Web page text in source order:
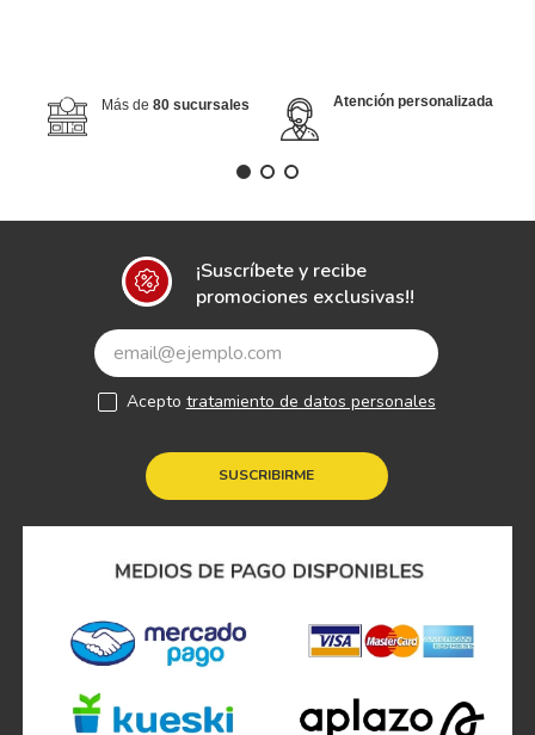
Más de 80 sucursales Atención personalizada
¡Suscríbete y recibe
promociones exclusivas!!
SUSCRIBIRME
Acepto tratamiento de datos personales